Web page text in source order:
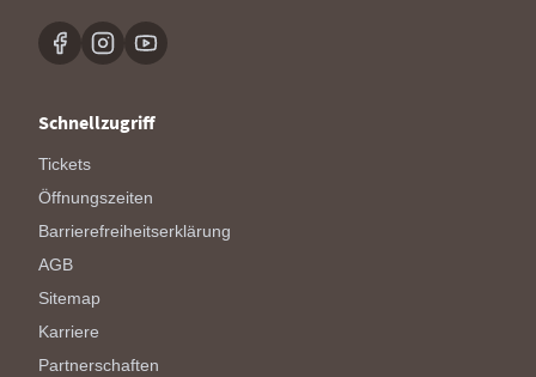
Schnellzugriff
Tickets
Öffnungszeiten
Barrierefreiheitserklärung
AGB
Sitemap
Karriere
Partnerschaften